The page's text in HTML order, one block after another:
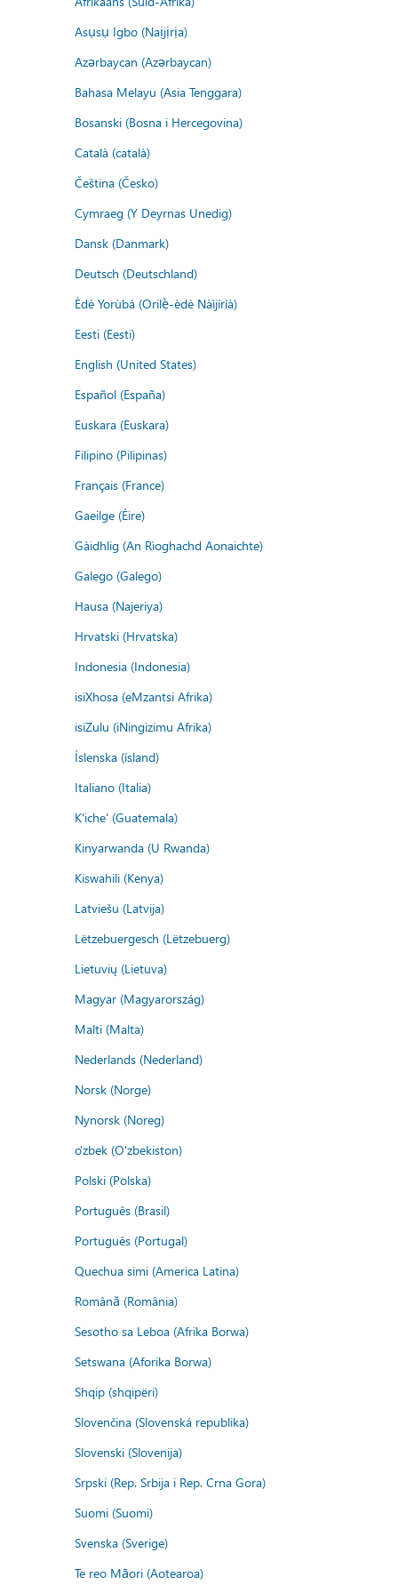
Asụsụ Igbo (Naịjịrịa)
Azərbaycan (Azərbaycan)
Bahasa Melayu (Asia Tenggara)
Bosanski (Bosna i Hercegovina)
Català (català)
Čeština (Česko)
Cymraeg (Y Deyrnas Unedig)
Dansk (Danmark)
Deutsch (Deutschland)
Èdè Yorùbá (Orilẹ̀-èdè Nàìjíríà)
Eesti (Eesti)
English (United States)
Español (España)
Euskara (Euskara)
Filipino (Pilipinas)
Français (France)
Gaeilge (Éire)
Gàidhlig (An Rìoghachd Aonaichte)
Galego (Galego)
Hausa (Najeriya)
Hrvatski (Hrvatska)
Indonesia (Indonesia)
isiXhosa (eMzantsi Afrika)
isiZulu (iNingizimu Afrika)
Íslenska (ísland)
Italiano (Italia)
K'iche' (Guatemala)
Kinyarwanda (U Rwanda)
Kiswahili (Kenya)
Latviešu (Latvija)
Lëtzebuergesch (Lëtzebuerg)
Lietuvių (Lietuva)
Magyar (Magyarország)
Malti (Malta)
Nederlands (Nederland)
Norsk (Norge)
Nynorsk (Noreg)
o'zbek (O'zbekiston)
Polski (Polska)
Português (Brasil)
Português (Portugal)
Quechua simi (America Latina)
Română (România)
Sesotho sa Leboa (Afrika Borwa)
Setswana (Aforika Borwa)
Shqip (shqipëri)
Slovenčina (Slovenská republika)
Slovenski (Slovenija)
Srpski (Rep. Srbija i Rep. Crna Gora)
Suomi (Suomi)
Svenska (Sverige)
Te reo Māori (Aotearoa)